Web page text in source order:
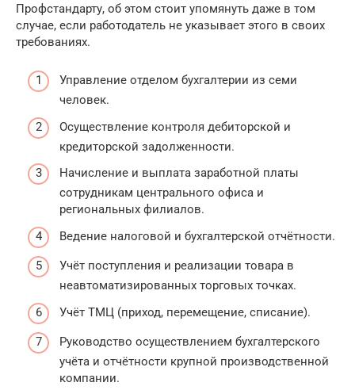
Профстандарту, об этом стоит упомянуть даже в том
случае, если работодатель не указывает этого в своих
требованиях.
Управление отделом бухгалтерии из семи
человек.
Осуществление контроля дебиторской и
кредиторской задолженности.
Начисление и выплата заработной платы
сотрудникам центрального офиса и
региональных филиалов.
Ведение налоговой и бухгалтерской отчётности.
Учёт поступления и реализации товара в
неавтоматизированных торговых точках.
Учёт ТМЦ (приход, перемещение, списание).
Руководство осуществлением бухгалтерского
учёта и отчётности крупной производственной
компании.